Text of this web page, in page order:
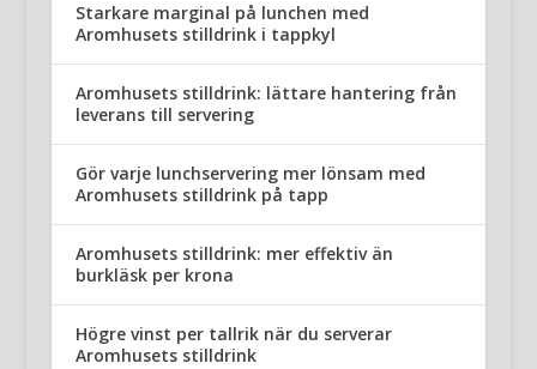
Starkare marginal på lunchen med
Aromhusets stilldrink i tappkyl
Aromhusets stilldrink: lättare hantering från
leverans till servering
Gör varje lunchservering mer lönsam med
Aromhusets stilldrink på tapp
Aromhusets stilldrink: mer effektiv än
burkläsk per krona
Högre vinst per tallrik när du serverar
Aromhusets stilldrink